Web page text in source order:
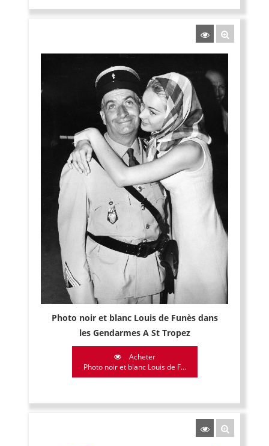
Photo noir et blanc Louis de Funès dans
les Gendarmes A St Tropez
Acheter
Photo noir et blanc Louis de F...